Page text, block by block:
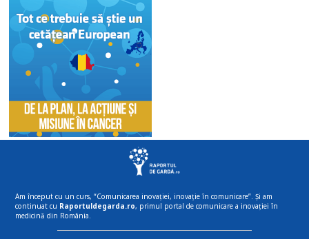
Am început cu un curs, “Comunicarea inovației, inovație în comunicare”. Și am
continuat cu Raportuldegarda.ro, primul portal de comunicare a inovației în
medicină din România.